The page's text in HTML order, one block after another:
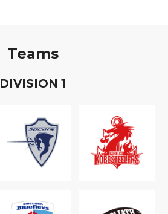
Teams
DIVISION 1